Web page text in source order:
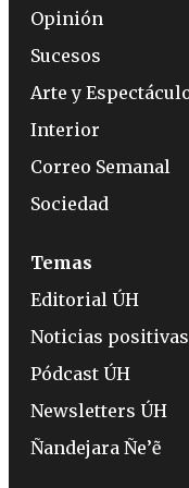
Opinión
Sucesos
Arte y
Interior
Correo Semanal
Sociedad
Temas
Editorial ÚH
Noticias positivas
Pódcast ÚH
Newsletters ÚH
Ñandejara Ñe’ẽ